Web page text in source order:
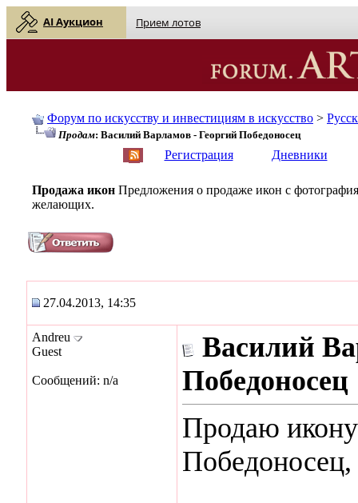
AI Аукцион Прием лотов
Форум по искусству и инвестициям в искусство >
Продам: Василий Варламов - Георгий Победоносец
Регистрация Дневники
Продажа икон Предложения о продаже икон с
желающих.
27.04.2013, 14:35
Andreu
Guest
Сообщений: n/a
Василий
Победоносец
Продаю